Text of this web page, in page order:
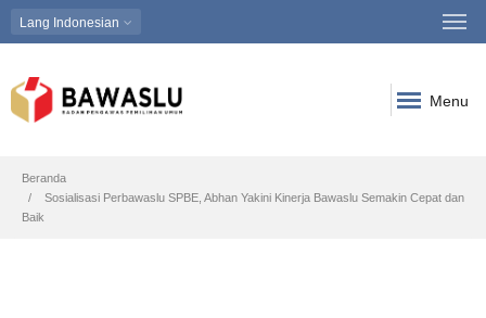
Lang Indonesian
Menu
Breadcrumb
Beranda
Sosialisasi Perbawaslu SPBE, Abhan Yakini Kinerja Bawaslu Semakin Cepat dan
Baik